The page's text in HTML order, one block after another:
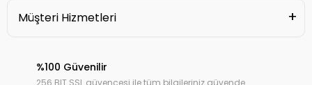
Müşteri Hizmetleri
%100 Güvenilir
256 BIT SSL güvencesi ile tüm bilgileriniz güvende.